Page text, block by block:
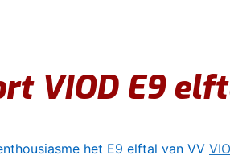
VIOD E9
het E9 elftal van VV